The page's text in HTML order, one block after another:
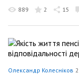
889 2 15
Олександр Колесніков